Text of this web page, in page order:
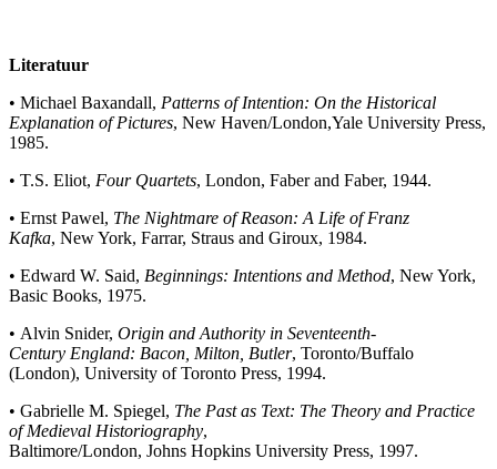
Literatuur
• Michael Baxandall, Patterns of Intention: On the Historical
Explanation of Pictures, New Haven/London,Yale University Press,
1985.
• T.S. Eliot, Four Quartets, London, Faber and Faber, 1944.
• Ernst Pawel, The Nightmare of Reason: A Life of Franz
Kafka, New York, Farrar, Straus and Giroux, 1984.
• Edward W. Said, Beginnings: Intentions and Method, New York,
Basic Books, 1975.
• Alvin Snider, Origin and Authority in Seventeenth-
Century England: Bacon, Milton Butler, Toronto/Buffalo
(London), University of Toronto Press, 1994.
• Gabrielle M. Spiegel, The Past as Text: The Theory and Practice
of Medieval Historiography,
Baltimore/London, Johns Hopkins University Press, 1997.